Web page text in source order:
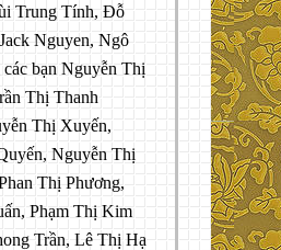
Trung Tính, Đỗ
Nguyen, Ngô
bạn Nguyễn Thị
Thị Thanh
Thị Xuyến,
Nguyễn Thị
Thị Phương,
Phạm Thị Kim
Trần, Lê Thị Hạ